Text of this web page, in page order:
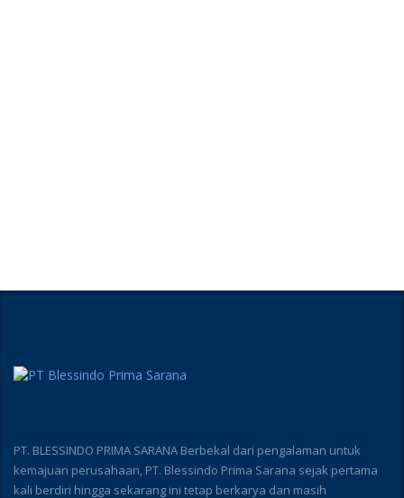
PT. BLESSINDO PRIMA SARANA Berbekal dari pengalaman untuk
kemajuan perusahaan, PT. Blessindo Prima Sarana sejak pertama
kali berdiri hingga sekarang ini tetap berkarya dan masih